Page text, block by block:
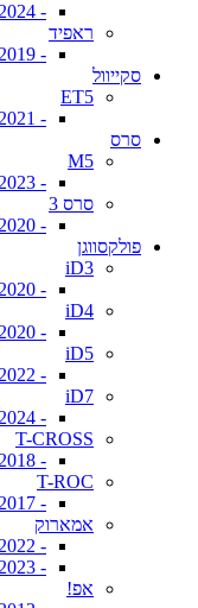
- 2024+
ראפיד
- 2012-2019
סקייוול
ET5
- 2021+
סרס
M5
- 2023+
סרס 3
- 2020+
פולקסווגן
iD3
- 2020+
iD4
- 2020+
iD5
- 2022+
iD7
- 2024+
T-CROSS
- 2018+
T-ROC
- 2017+
אמארוק
- 2009-2022
- 2023+
אפ!